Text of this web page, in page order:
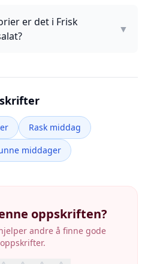
er det i Frisk
▼
Rask middag
middager
oppskriften?
andre å finne gode
oppskrifter.